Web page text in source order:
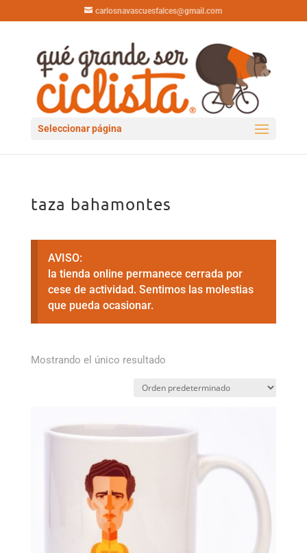
carlosnavascuesfalces@gmail.com
Seleccionar página
taza bahamontes
AVISO:
la tienda online permanece cerrada por
cese de actividad. Sentimos las molestias
que pueda ocasionar.
Mostrando el único resultado